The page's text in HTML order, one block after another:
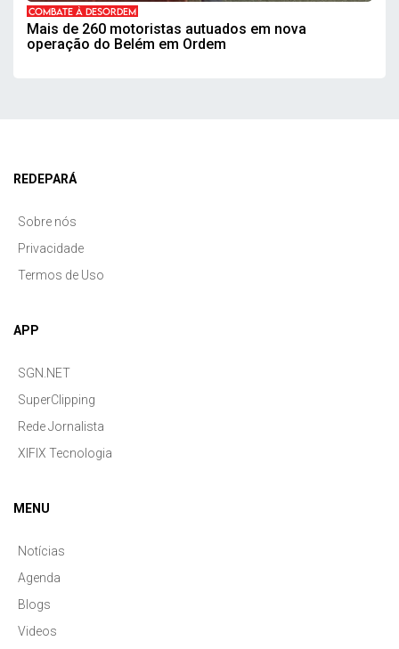
COMBATE À DESORDEM
Mais de 260 motoristas autuados em nova
operação do Belém em Ordem
REDEPARÁ
Sobre nós
Privacidade
Termos de Uso
APP
SGN.NET
SuperClipping
Rede Jornalista
XIFIX Tecnologia
MENU
Notícias
Agenda
Blogs
Videos